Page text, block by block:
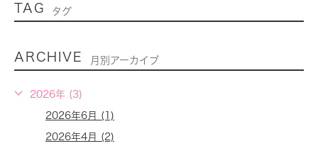
TAG タグ
ARCHIVE 月別アーカイブ
2026年 (3)
2026年6月 (1)
2026年4月 (2)